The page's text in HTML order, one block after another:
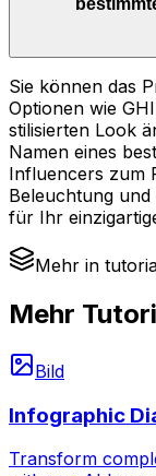
Sie können das
Optionen wie
stilisierten Look
Namen eines
Influencers zum
Beleuchtung und
für Ihr
Mehr in
Mehr
Bild
Infographic
Transform